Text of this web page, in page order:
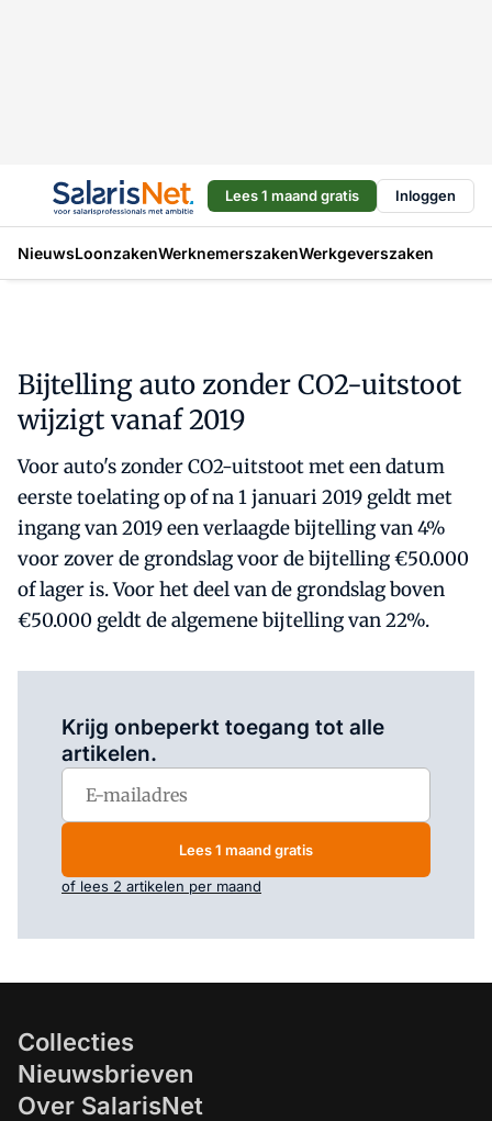
Lees 1 maand gratis Inloggen
NieuwsLoonzakenWerknemerszakenWerkgeverszaken
Bijtelling auto zonder CO2-uitstoot
wijzigt vanaf 2019
Voor auto's zonder CO2-uitstoot met een datum
eerste toelating op of na 1 januari 2019 geldt met
ingang van 2019 een verlaagde bijtelling van 4%
voor zover de grondslag voor de bijtelling €50.000
of lager is. Voor het deel van de grondslag boven
€50.000 geldt de algemene bijtelling van 22%.
Krijg onbeperkt toegang tot alle
artikelen.
Lees 1 maand gratis
of lees 2 artikelen per maand
Collecties
Nieuwsbrieven
Over SalarisNet